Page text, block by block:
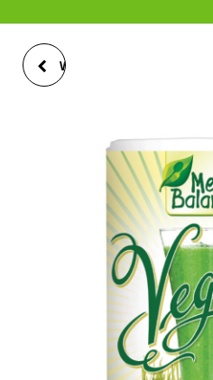
VEGAN - DETOX SMOOTHIE
DETOXIFIERE